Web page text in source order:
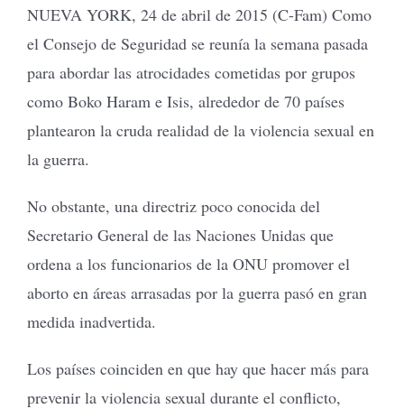
NUEVA YORK, 24 de abril de 2015 (C-Fam) Como
el Consejo de Seguridad se reunía la semana pasada
para abordar las atrocidades cometidas por grupos
como Boko Haram e Isis, alrededor de 70 países
plantearon la cruda realidad de la violencia sexual en
la guerra.
No obstante, una directriz poco conocida del
Secretario General de las Naciones Unidas que
ordena a los funcionarios de la ONU promover el
aborto en áreas arrasadas por la guerra pasó en gran
medida inadvertida.
Los países coinciden en que hay que hacer más para
prevenir la violencia sexual durante el conflicto,